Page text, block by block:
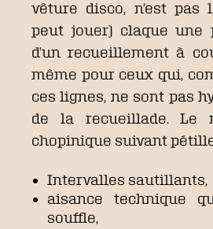
vêture disco, n’est pas
peut jouer) claque une
d’un recueillement à
même pour ceux qui,
ces lignes, ne sont pas
de la recueillade. Le
chopinique suivant
Intervalles sautillants,
aisance technique
souffle,